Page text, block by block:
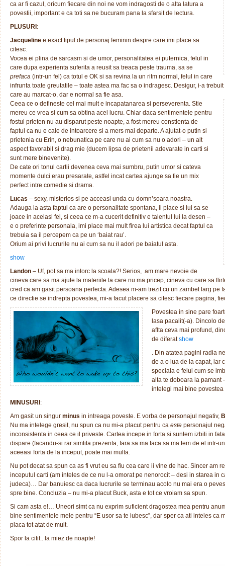
ca ar fi cazul, oricum fiecare din noi ne vom indragosti de o alta latura a
povestii, important e ca toti sa ne bucuram pana la sfarsit de lectura.
PLUSURI :
Jacqueline e exact tipul de personaj feminin despre care imi place sa
citesc.
Vocea ei plina de sarcasm si de umor, personalitatea ei puternica, felul in
care dupa experienta suferita a reusit sa treaca peste trauma, sa se
prefaca (intr-un fel) ca totul e OK si sa revina la un ritm normal, felul in care
infrunta toate greutatile – toate astea ma fac sa o indragesc. Desigur, i-a
care au marcat-o, dar e normal sa fie asa.
Ceea ce o defineste cel mai mult e incapatanarea si perseverenta. Stie
mereu ce vrea si cum sa obtina acel lucru. Chiar daca sentimentele pentru
fostul prieten nu au disparut peste noapte, a fost mereu constienta de
faptul ca nu e cale de intoarcere si a mers mai departe. A ajutat-o putin si
prietenia cu Erin, o nebunatica pe care nu ai cum sa nu o adori – un alt
aspect favorabil si drag mie (ducem lipsa de prietenii adevarate in carti si
sunt mere binevenite).
De cate ori tonul cartii devenea ceva mai sumbru, putin umor si cateva
momente dulci erau presarate, astfel incat cartea ajunge sa fie un mix
perfect intre comedie si drama.
Lucas – sexy, misterios si pe acceasi unda cu domn’soara noastra.
Adauga la asta faptul ca are o personalitate spontana, ii place si lui sa se
joace in acelasi fel, si ceea ce m-a cucerit definitiv e talentul lui la desen –
e o preferinte personala, imi place mai mult firea lui artistica decat faptul ca
trebuia sa il percepem ca pe un ‘baiat rau’.
Orium ai privi lucrurile nu ai cum sa nu il adori pe baiatul asta.
show
Landon – Uf, pot sa ma intorc la scoala?! Serios, am mare nevoie de
cineva care sa ma ajute la materiile la care nu ma pricep, cineva cu care sa
cred ca am gasit persoana perfecta. Adesea m-am trezit cu un zambet larg pe
ce directie se indrepta povestea, mi-a facut placere sa citesc fiecare pagina,
Povestea in sine pare
lasa pacalit(-a). Dincolo
aflta ceva mai profund,
de diferatshow
. Din atatea pagini radia
de a o lua de la capat, iar
speciala e felul cum se
alta te doboara la pamant
intelegi mai bine
MINUSURI :
Am gasit un singur minus in intreaga poveste. E vorba de personajul negativ,
Nu ma intelege gresit, nu spun ca nu mi-a placut pentru ca este personajul
inconsistenta in ceea ce il priveste. Cartea incepe in forta si suntem izbiti in
dispare (facandu-si rar simtita prezenta, fara sa ma faca sa ma tem de el intr-
aceeasi forta de la inceput, poate mai multa.
Nu pot decat sa spun ca as fi vrut eu sa fiu cea care ii vine de hac. Sincer am
inceputul carti (am inteles de ce nu l-a omorat pe nenorocit – desi in starea in
judeca)… Dar banuiesc ca daca lucrurile se terminau acolo nu mai era o
spre bine. Concluzia – nu mi-a placut Buck, asta e tot ce vroiam sa spun.
Si cam asta e!… Uneori simt ca nu exprim suficient dragostea mea pentru
bine sentimentele mele pentru “E usor sa te iubesc”, dar sper ca ati inteles ca
placa tot atat de mult.
Spor la citit.. la miez de noapte!